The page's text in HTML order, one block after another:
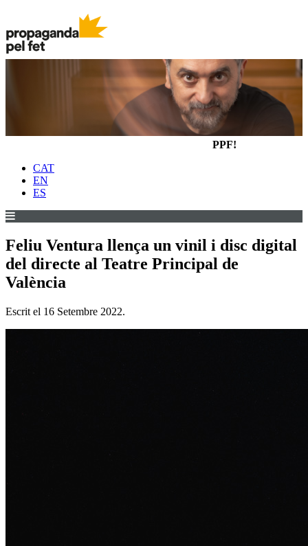
PPF!
CAT
EN
ES
Feliu Ventura llença un vinil i disc digital
del directe al Teatre Principal de
València
Escrit el 16 Setembre 2022.